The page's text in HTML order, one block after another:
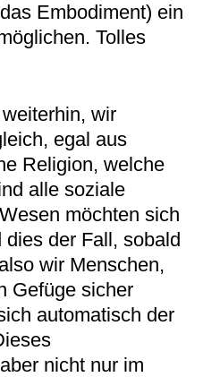
Embodiment) ein
Tolles
wir
egal aus
Religion, welche
alle soziale
möchten sich
der Fall, sobald
wir Menschen,
Gefüge sicher
automatisch der
nicht nur im